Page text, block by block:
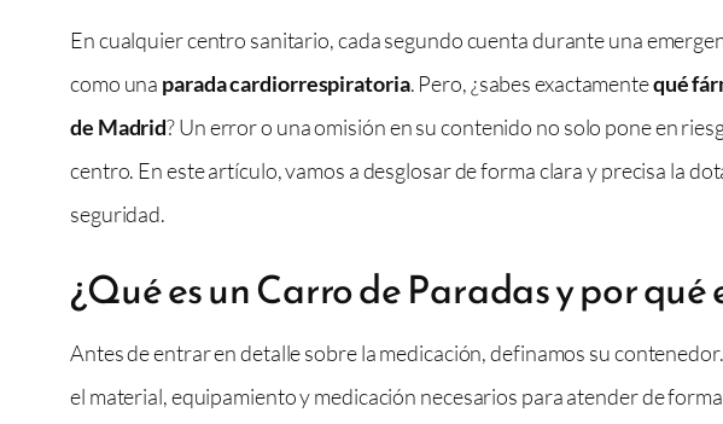
En cualquier centro sanitario, cada segundo cuenta durante una
como una parada cardiorrespiratoria. Pero, ¿sabes exactamentequé
de Madrid? Un error o una omisión en su contenido no solo pone en
centro. En este artículo, vamos a desglosar de forma clara y precisa la
seguridad.
¿Qué es un Carro de Paradas y por
Antes de entrar en detalle sobre la medicación, definamos su
el material, equipamiento y medicación necesarios para atender de